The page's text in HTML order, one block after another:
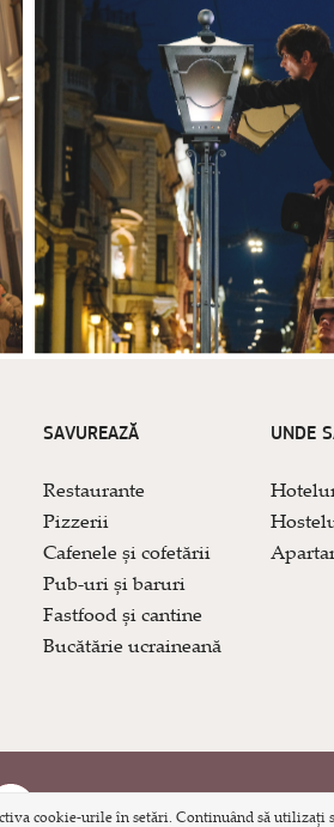
SAVUREAZĂ
Restaurante
Pizzerii
Cafenele și cofetării
Pub-uri și baruri
Fastfood și cantine
Bucătărie ucraineană
UNDE
cookie-urile în setări. Continuând să utilizați